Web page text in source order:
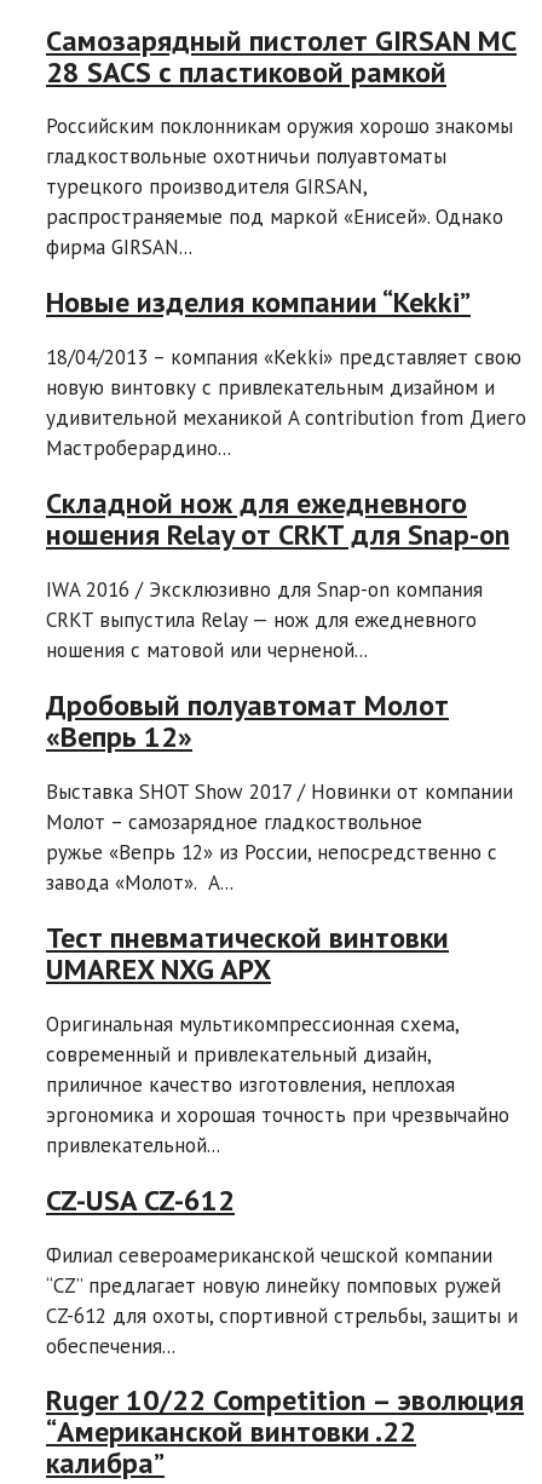
Самозарядный пистолет GIRSAN MC
28 SACS с пластиковой рамкой
Российским поклонникам оружия хорошо знакомы
гладкоствольные охотничьи полуавтоматы
турецкого производителя GIRSAN,
распространяемые под маркой «Енисей». Однако
фирма GIRSAN...
Новые изделия компании “Kekki”
18/04/2013 – компания «Kekki» представляет свою
новую винтовку с привлекательным дизайном и
удивительной механикой A contribution from Диего
Мастроберардино...
Складной нож для ежедневного
ношения Relay от CRKT для Snap-on
IWA 2016 / Эксклюзивно для Snap-on компания
CRKT выпустила Relay — нож для ежедневного
ношения с матовой или черненой...
Дробовый полуавтомат Молот
«Вепрь 12»
Выставка SHOT Show 2017 / Новинки от компании
Молот – самозарядное гладкоствольное
ружье «Вепрь 12» из России, непосредственно с
завода «Молот». A...
Тест пневматической винтовки
UMAREX NXG APX
Оригинальная мультикомпрессионная схема,
современный и привлекательный дизайн,
приличное качество изготовления, неплохая
эргономика и хорошая точность при чрезвычайно
привлекательной...
CZ-USA CZ-612
Филиал североамериканской чешской компании
“CZ” предлагает новую линейку помповых ружей
CZ-612 для охоты, спортивной стрельбы, защиты и
обеспечения...
Ruger 10/22 Competition – эволюция
“Американской винтовки .22
калибра”